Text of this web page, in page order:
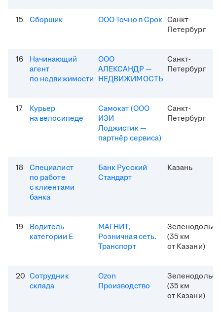
15 Сборщик ООО Точно в Срок Санкт-
Петербург
16
Начинающий
агент
по недвижимости
ООО
АЛЕКСАНДР —
НЕДВИЖИМОСТЬ
Санкт-
Петербург
17
Курьер
на велосипеде
Самокат (ООО
ИЗИ
Лоджистик —
партнёр сервиса)
Санкт-
Петербург
18
Специалист
по работе
с клиентами
банка
Банк Русский
Стандарт
Казань
19
Водитель
категории Е
МАГНИТ,
Розничная сеть.
Транспорт
Зеленодольск
(35 км
от Казани)
20 Сотрудник
склада
Ozon
Производство
Зеленодольск
(35 км
от Казани)